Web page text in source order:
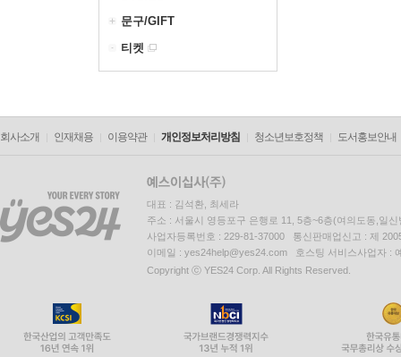
문구/GIFT
티켓
회사소개 인재채용 이용약관 개인정보처리방침 청소년보호정책 도서홍보안내
대표 : 김석환, 최세라
주소 : 서울시 영등포구 은행로 11, 5층~6층(여의도동,일신
사업자등록번호 : 229-81-37000 통신판매업신고 : 제
이메일 : yes24help@yes24.com 호스팅 서비스사업자 :
Copyright ⓒ YES24 Corp. All Rights Reserved.